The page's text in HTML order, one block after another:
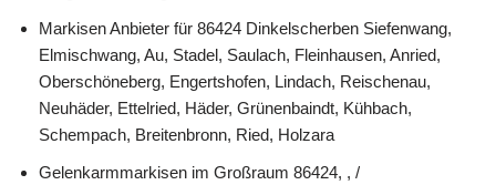
Markisen Anbieter für 86424 Dinkelscherben Siefenwang,
Elmischwang, Au, Stadel, Saulach, Fleinhausen, Anried,
Oberschöneberg, Engertshofen, Lindach, Reischenau,
Neuhäder, Ettelried, Häder, Grünenbaindt, Kühbach,
Schempach, Breitenbronn, Ried, Holzara
Gelenkarmmarkisen im Großraum 86424, , /